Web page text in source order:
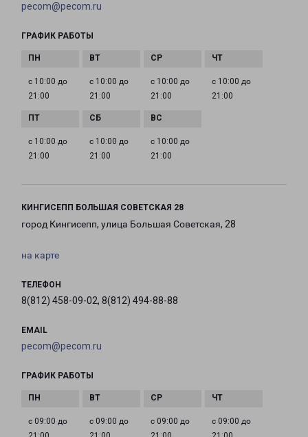
pecom@pecom.ru
ГРАФИК РАБОТЫ
с 10:00 до
21:00
с 10:00 до
21:00
с 10:00 до
21:00
с 10:00 до
21:00
с 10:00 до
21:00
с 10:00 до
21:00
с 10:00 до
21:00
КИНГИСЕПП БОЛЬШАЯ СОВЕТСКАЯ 28
город Кингисепп, улица Большая Советская, 28
на карте
ТЕЛЕФОН
8(812) 458-09-02, 8(812) 494-88-88
EMAIL
pecom@pecom.ru
ГРАФИК РАБОТЫ
с 09:00 до
с 09:00 до
с 09:00 до
с 09:00 до